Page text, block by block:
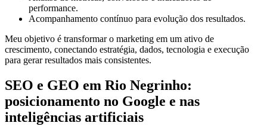
performance.
Acompanhamento contínuo para evolução dos resultados.
Meu objetivo é transformar o marketing em um ativo de
crescimento, conectando estratégia, dados, tecnologia e execução
para gerar resultados mais consistentes.
SEO e GEO em Rio Negrinho:
posicionamento no Google e nas
inteligências artificiais